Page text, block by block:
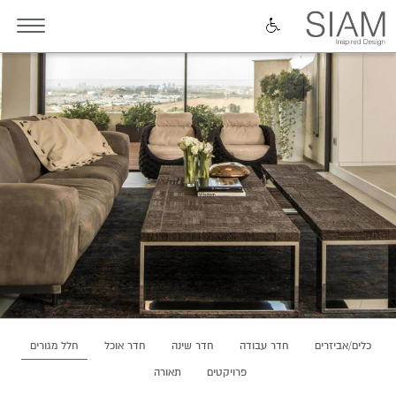
חלל מגורים חדר אוכל חדר שינה חדר עבודה כלים/אביזרים
תאורה פרויקטים